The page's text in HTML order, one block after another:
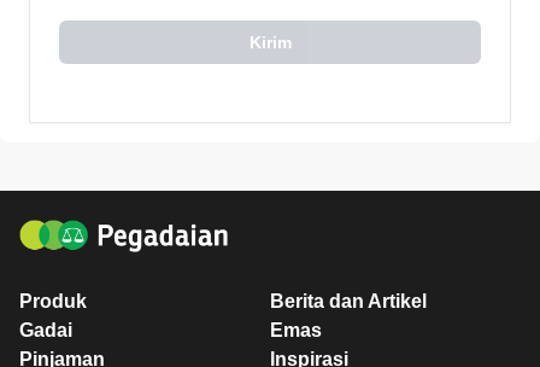
Kirim
Produk
Gadai
Pinjaman
Berita dan Artikel
Emas
Inspirasi